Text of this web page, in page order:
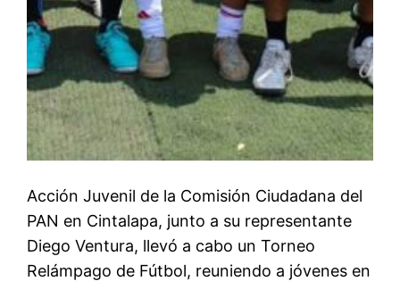
Acción Juvenil de la Comisión Ciudadana del
PAN en Cintalapa, junto a su representante
Diego Ventura, llevó a cabo un Torneo
Relámpago de Fútbol, reuniendo a jóvenes en